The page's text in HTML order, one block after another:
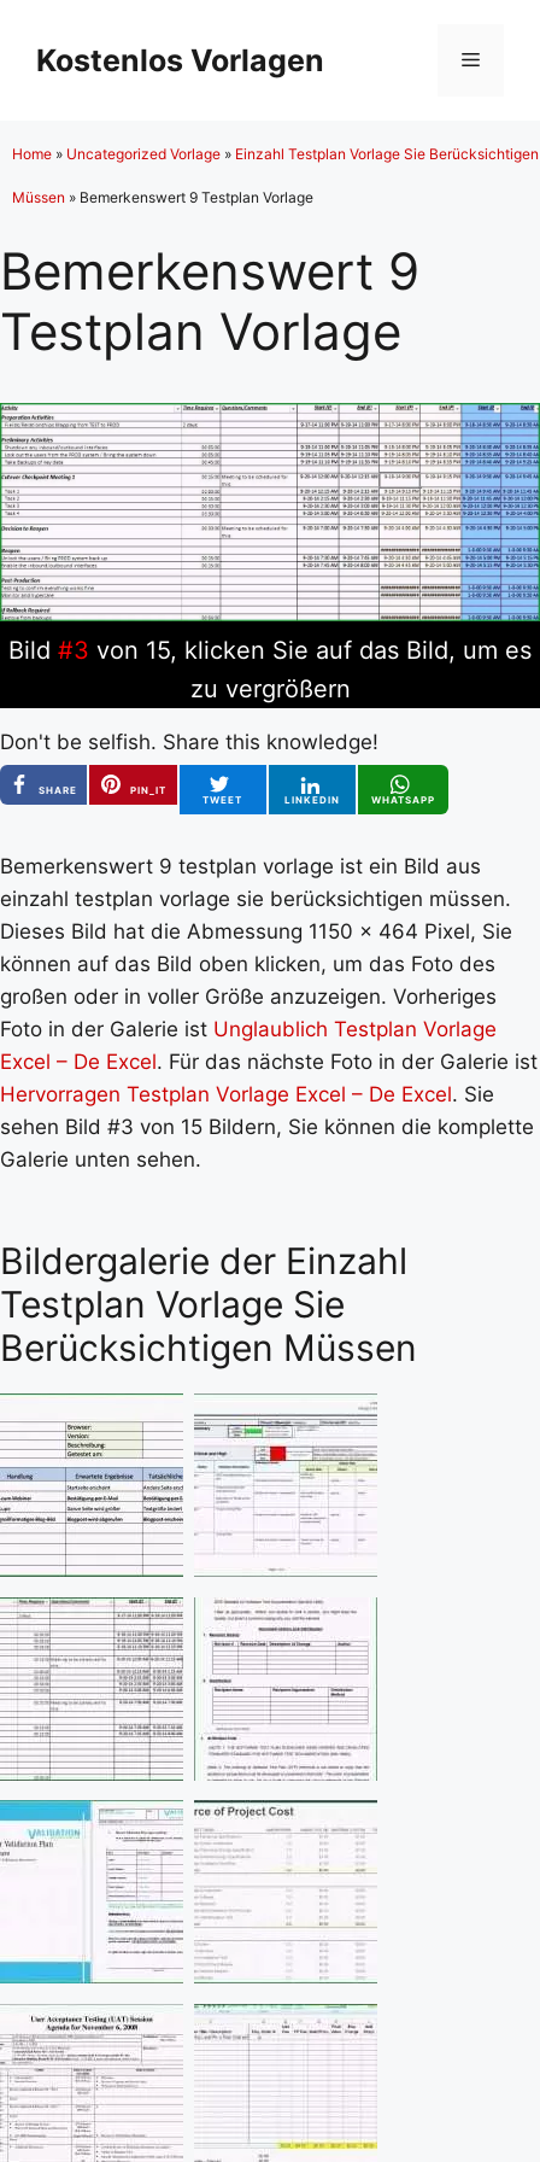
Inhalt
springen
Kostenlos Vorlagen Menü
Home » Uncategorized Vorlage » Einzahl Testplan Vorlage Sie Berücksichtigen
Müssen » Bemerkenswert 9 Testplan Vorlage
Bemerkenswert 9
Testplan Vorlage
Bild #3 von 15, klicken Sie auf das Bild, um es
zu vergrößern
Don't be selfish. Share this knowledge!
SHARE
PIN_IT
TWEET
LINKEDIN WHATSAPP
Bemerkenswert 9 testplan vorlage ist ein Bild aus
einzahl testplan vorlage sie berücksichtigen müssen.
Dieses Bild hat die Abmessung 1150 x 464 Pixel, Sie
können auf das Bild oben klicken, um das Foto des
großen oder in voller Größe anzuzeigen. Vorheriges
Foto in der Galerie ist Unglaublich Testplan Vorlage
Excel – De Excel. Für das nächste Foto in der Galerie ist
Hervorragen Testplan Vorlage Excel – De Excel. Sie
sehen Bild #3 von 15 Bildern, Sie können die komplette
Galerie unten sehen.
Bildergalerie der Einzahl
Testplan Vorlage Sie
Berücksichtigen Müssen